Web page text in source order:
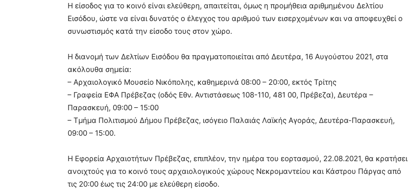
Η είσοδος για το κοινό είναι ελεύθερη, απαιτείται, όμως η προμήθεια αριθμημένου Δελτίου
Εισόδου, ώστε να είναι δυνατός ο έλεγχος του αριθμού των εισερχομένων και να αποφευχθεί ο
συνωστισμός κατά την είσοδο τους στον χώρο.
Η διανομή των Δελτίων Εισόδου θα πραγματοποιείται από Δευτέρα, 16 Αυγούστου 2021, στα
ακόλουθα σημεία:
– Αρχαιολογικό Μουσείο Νικόπολης, καθημερινά 08:00 – 20:00, εκτός Τρίτης
– Γραφεία ΕΦΑ Πρέβεζας (οδός Εθν. Αντιστάσεως 108-110, 481 00, Πρέβεζα), Δευτέρα –
Παρασκευή, 09:00 – 15:00
– Τμήμα Πολιτισμού Δήμου Πρέβεζας, ισόγειο Παλαιάς Λαϊκής Αγοράς, Δευτέρα-Παρασκευή,
09:00 – 15:00.
Η Εφορεία Αρχαιοτήτων Πρέβεζας, επιπλέον, την ημέρα του εορτασμού, 22.08.2021, θα κρατήσει
ανοιχτούς για το κοινό τους αρχαιολογικούς χώρους Νεκρομαντείου και Κάστρου Πάργας από
τις 20:00 έως τις 24:00 με ελεύθερη είσοδο.